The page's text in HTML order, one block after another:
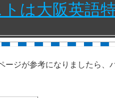
は大阪英語
ージが参考になりましたら、